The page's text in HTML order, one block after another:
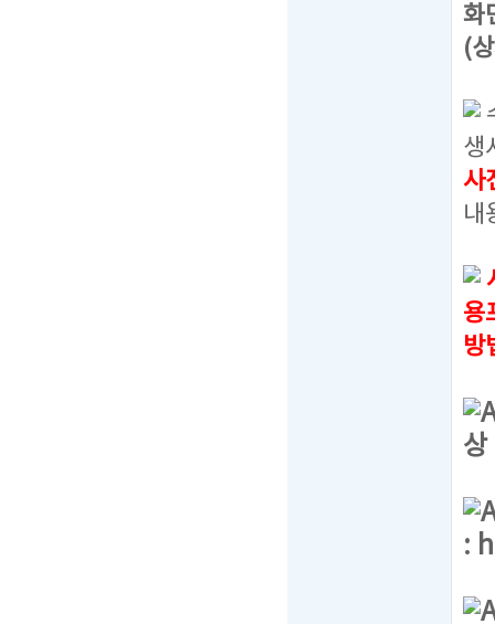
화
(
생
사
내
용
방
상
: